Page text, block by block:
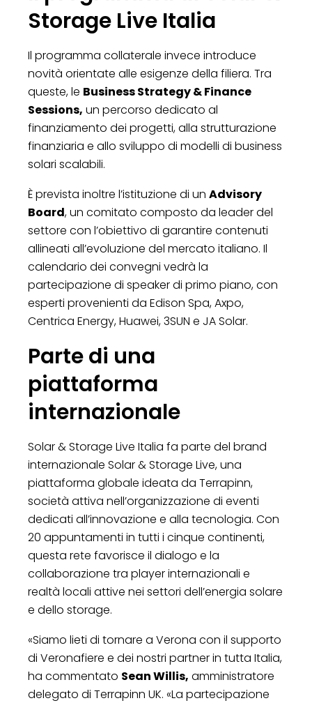
Storage Live Italia
Il programma collaterale invece introduce
novità orientate alle esigenze della filiera. Tra
queste, le Business Strategy & Finance
Sessions, un percorso dedicato al
finanziamento dei progetti, alla strutturazione
finanziaria e allo sviluppo di modelli di business
solari scalabili.
È prevista inoltre l’istituzione di un Advisory
Board, un comitato composto da leader del
settore con l’obiettivo di garantire contenuti
allineati all’evoluzione del mercato italiano. Il
calendario dei convegni vedrà la
partecipazione di speaker di primo piano, con
esperti provenienti da Edison Spa, Axpo,
Centrica Energy, Huawei, 3SUN e JA Solar.
Parte di una
piattaforma
internazionale
Solar & Storage Live Italia fa parte del brand
internazionale Solar & Storage Live, una
piattaforma globale ideata da Terrapinn,
società attiva nell’organizzazione di eventi
dedicati all’innovazione e alla tecnologia. Con
20 appuntamenti in tutti i cinque continenti,
questa rete favorisce il dialogo e la
collaborazione tra player internazionali e
realtà locali attive nei settori dell’energia solare
e dello storage.
«Siamo lieti di tornare a Verona con il supporto
di Veronafiere e dei nostri partner in tutta Italia,
ha commentato Sean Willis, amministratore
delegato di Terrapinn UK. «La partecipazione